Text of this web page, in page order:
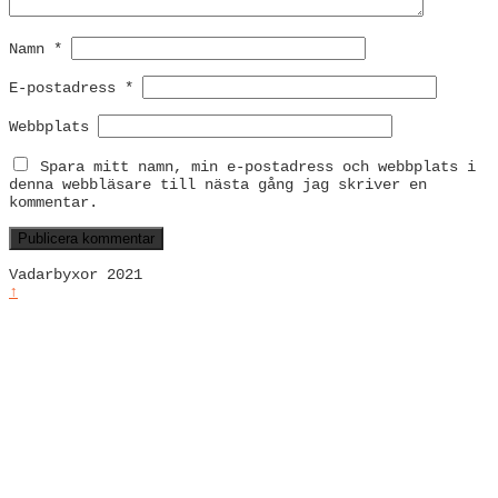
Namn *
E-postadress *
Webbplats
Spara mitt namn, min e-postadress och webbplats i
denna webbläsare till nästa gång jag skriver en
kommentar.
Vadarbyxor 2021
↑